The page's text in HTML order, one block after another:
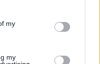
one or more Google
information including but
You may click to
its third-party tags to
my
my